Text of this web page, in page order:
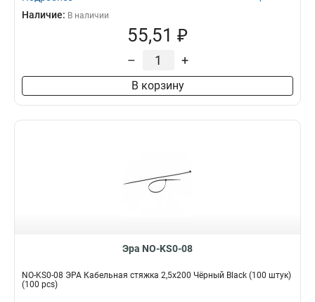
Наличие: В наличии
55,51 ₽
– +
В корзину
Эра NO-KS0-08
NO-KS0-08 ЭРА Кабельная стяжка 2,5х200 Чёрный Black (100 штук)
(100 pcs)